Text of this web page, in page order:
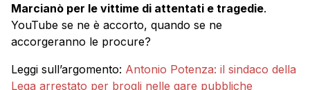
Marcianò per le vittime di attentati e tragedie.
YouTube se ne è accorto, quando se ne
accorgeranno le procure?
Leggi sull’argomento: Antonio Potenza: il sindaco della
Lega arrestato per brogli nelle gare pubbliche